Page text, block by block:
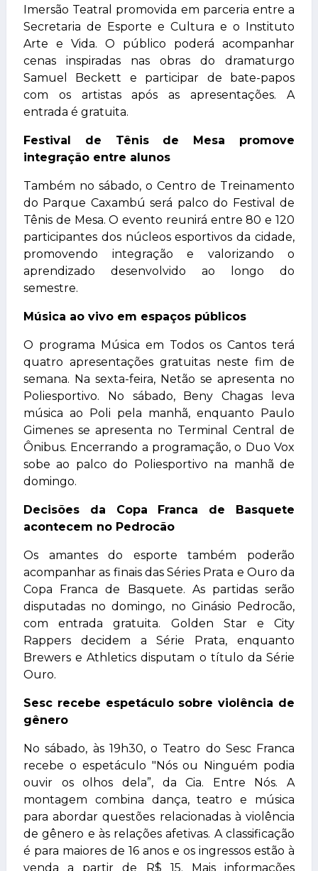
Imersão Teatral promovida em parceria entre a
Secretaria de Esporte e Cultura e o Instituto
Arte e Vida. O público poderá acompanhar
cenas inspiradas nas obras do dramaturgo
Samuel Beckett e participar de bate-papos
com os artistas após as apresentações. A
entrada é gratuita.
Festival de Tênis de Mesa promove
integração entre alunos
Também no sábado, o Centro de Treinamento
do Parque Caxambú será palco do Festival de
Tênis de Mesa. O evento reunirá entre 80 e 120
participantes dos núcleos esportivos da cidade,
promovendo integração e valorizando o
aprendizado desenvolvido ao longo do
semestre.
Música ao vivo em espaços públicos
O programa Música em Todos os Cantos terá
quatro apresentações gratuitas neste fim de
semana. Na sexta-feira, Netão se apresenta no
Poliesportivo. No sábado, Beny Chagas leva
música ao Poli pela manhã, enquanto Paulo
Gimenes se apresenta no Terminal Central de
Ônibus. Encerrando a programação, o Duo Vox
sobe ao palco do Poliesportivo na manhã de
domingo.
Decisões da Copa Franca de Basquete
acontecem no Pedrocão
Os amantes do esporte também poderão
acompanhar as finais das Séries Prata e Ouro da
Copa Franca de Basquete. As partidas serão
disputadas no domingo, no Ginásio Pedrocão,
com entrada gratuita. Golden Star e City
Rappers decidem a Série Prata, enquanto
Brewers e Athletics disputam o título da Série
Ouro.
Sesc recebe espetáculo sobre violência de
gênero
No sábado, às 19h30, o Teatro do Sesc Franca
recebe o espetáculo "Nós ou Ninguém podia
ouvir os olhos dela”, da Cia. Entre Nós. A
montagem combina dança, teatro e música
para abordar questões relacionadas à violência
de gênero e às relações afetivas. A classificação
é para maiores de 16 anos e os ingressos estão à
venda a partir de R$ 15. Mais informações